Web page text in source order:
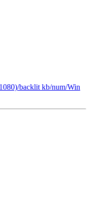
backlit kb/num/Win